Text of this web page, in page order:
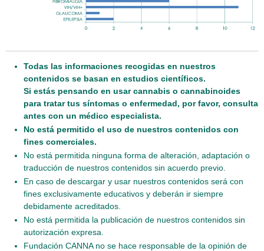
Todas las informaciones recogidas en nuestros
contenidos se basan en estudios científicos.
Si estás pensando en usar cannabis o cannabinoides
para tratar tus síntomas o enfermedad, por favor, consulta
antes con un médico especialista.
No está permitido el uso de nuestros contenidos con
fines comerciales.
No está permitida ninguna forma de alteración, adaptación o
traducción de nuestros contenidos sin acuerdo previo.
En caso de descargar y usar nuestros contenidos será con
fines exclusivamente educativos y deberán ir siempre
debidamente acreditados.
No está permitida la publicación de nuestros contenidos sin
autorización expresa.
Fundación CANNA no se hace responsable de la opinión de